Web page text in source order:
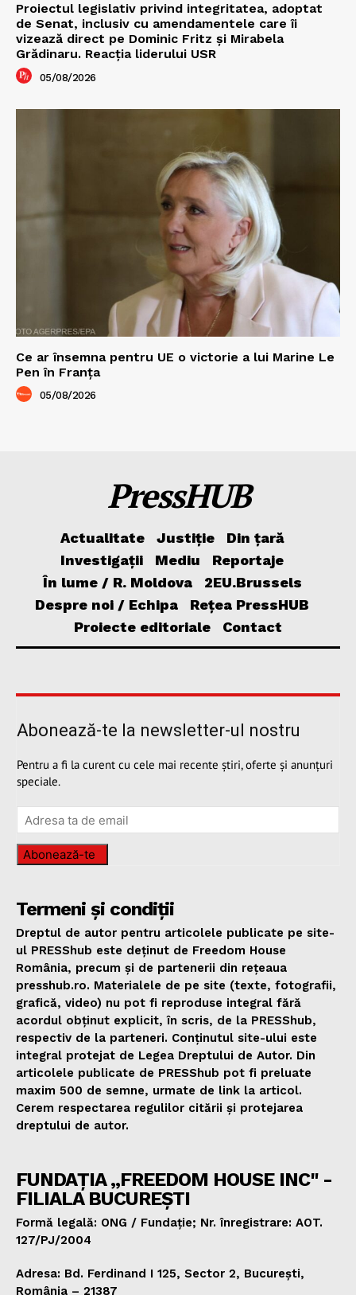
Proiectul legislativ privind integritatea, adoptat
de Senat, inclusiv cu amendamentele care îi
vizează direct pe Dominic Fritz și Mirabela
Grădinaru. Reacția liderului USR
05/08/2026
Ce ar însemna pentru UE o victorie a lui Marine Le
Pen în Franța
05/08/2026
PressHUB
Actualitate Justiție
Din țară
Investigații
Mediu
Reportaje
În lume / R. Moldova
2EU.Brussels
Despre noi / Echipa
Rețea PressHUB
Proiecte editoriale
Contact
Abonează-te la newsletter-ul nostru
Pentru a fi la curent cu cele mai recente știri, oferte și anunțuri
speciale.
Abonează-te
Termeni și condiții
Dreptul de autor pentru articolele publicate pe site-
ul PRESShub este deținut de Freedom House
România, precum și de partenerii din rețeaua
presshub.ro. Materialele de pe site (texte, fotografii,
grafică, video) nu pot fi reproduse integral fără
acordul obținut explicit, în scris, de la PRESShub,
respectiv de la parteneri. Conținutul site-ului este
integral protejat de Legea Dreptului de Autor. Din
articolele publicate de PRESShub pot fi preluate
maxim 500 de semne, urmate de link la articol.
Cerem respectarea regulilor citării și protejarea
dreptului de autor.
FUNDAȚIA „FREEDOM HOUSE INC" -
FILIALA BUCUREȘTI
Formă legală: ONG / Fundație; Nr. înregistrare: AOT.
127/PJ/2004
Adresa: Bd. Ferdinand I 125, Sector 2, București,
România – 21387